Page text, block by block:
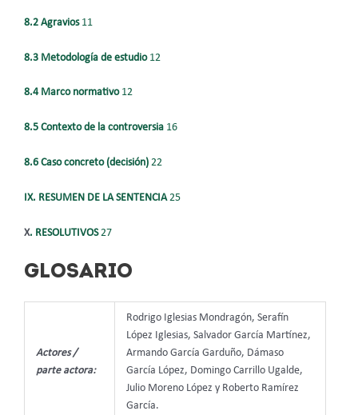
8.2 Agravios11
8.3 Metodología de estudio12
8.4 Marco normativo12
8.5 Contexto de la controversia 16
8.6 Caso concreto (decisión) 22
IX. RESUMEN DE LA SENTENCIA25
X. RESOLUTIVOS27
GLOSARIO
Actores /
parte actora:
Rodrigo Iglesias Mondragón, Serafín
López Iglesias, Salvador García Martínez,
Armando García Garduño, Dámaso
García López, Domingo Carrillo Ugalde,
Julio Moreno López y Roberto Ramírez
García.